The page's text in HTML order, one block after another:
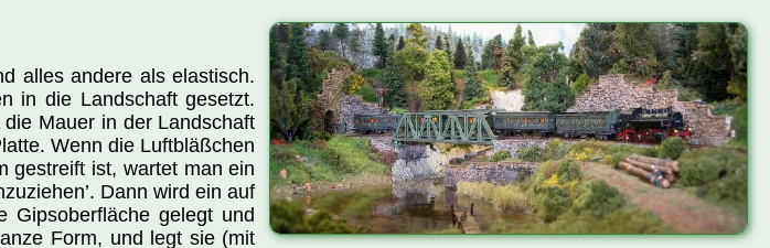
alles andere als elastisch.
in die Landschaft gesetzt.
Mauer in der Landschaft
Wenn die Luftbläßchen
gestreift ist, wartet man ein
Dann wird ein auf
Gipsoberfläche gelegt und
Form, und legt sie (mit